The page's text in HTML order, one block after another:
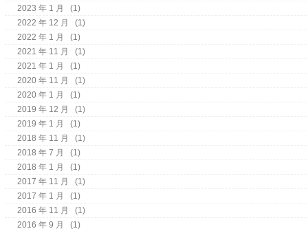
2023 年 1 月
(1)
2022 年 12 月
(1)
2022 年 1 月
(1)
2021 年 11 月
(1)
2021 年 1 月
(1)
2020 年 11 月
(1)
2020 年 1 月
(1)
2019 年 12 月
(1)
2019 年 1 月
(1)
2018 年 11 月
(1)
2018 年 7 月
(1)
2018 年 1 月
(1)
2017 年 11 月
(1)
2017 年 1 月
(1)
2016 年 11 月
(1)
2016 年 9 月
(1)